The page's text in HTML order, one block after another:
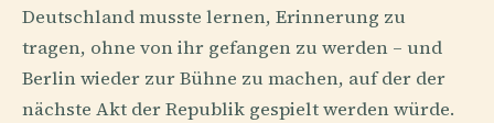
Deutschland musste lernen, Erinnerung zu
tragen, ohne von ihr gefangen zu werden – und
Berlin wieder zur Bühne zu machen, auf der der
nächste Akt der Republik gespielt werden würde.